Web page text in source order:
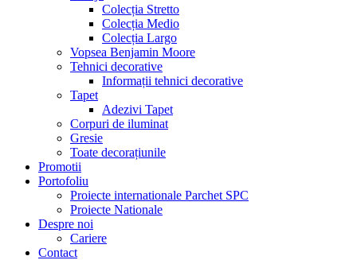
Colecția Stretto
Colecția Medio
Colecția Largo
Vopsea Benjamin Moore
Tehnici decorative
Informații tehnici decorative
Tapet
Adezivi Tapet
Corpuri de iluminat
Gresie
Toate decorațiunile
Promotii
Portofoliu
Proiecte internationale Parchet SPC
Proiecte Nationale
Despre noi
Cariere
Contact